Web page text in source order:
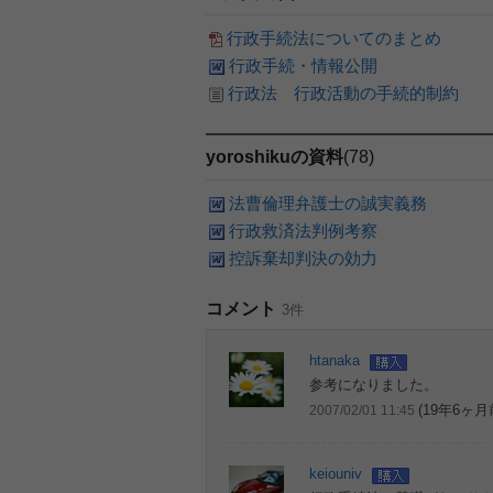
行政手続法についてのまとめ
行政手続・情報公開
行政法 行政活動の手続的制約
yoroshikuの資料(78)
法曹倫理弁護士の誠実義務
行政救済法判例考察
控訴棄却判決の効力
コメント 3件
htanaka
参考になりました。
2007/02/01 11:45 (19年6ヶ月
keiouniv